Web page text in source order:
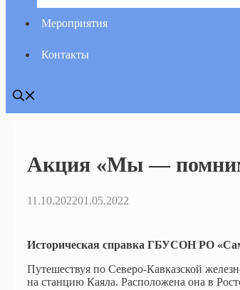
Мероприятия
Контакты
Акция «Мы —
11.10.202201.05.2022
Историческая справка ГБУСОН РО
Путешествуя по Северо-Кавказской
на станцию Каяла. Расположена она в